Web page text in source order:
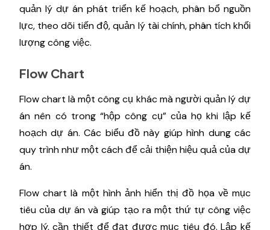
quản lý dự án phát triển kế hoạch, phân bổ nguồn
lực, theo dõi tiến độ, quản lý tài chính, phân tích khối
lượng công việc.
Flow Chart
Flow chart là một công cụ khác mà người quản lý dự
án nên có trong “hộp công cụ” của họ khi lập kế
hoạch dự án. Các biểu đồ này giúp hình dung các
quy trình như một cách để cải thiện hiệu quả của dự
án.
Flow chart là một hình ảnh hiển thị đồ họa về mục
tiêu của dự án và giúp tạo ra một thứ tự công việc
hợp lý, cần thiết để đạt được mục tiêu đó. Lập kế